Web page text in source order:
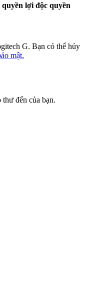
lợi độc quyền
G. Bạn có thể hủy
mật.
đến của bạn.